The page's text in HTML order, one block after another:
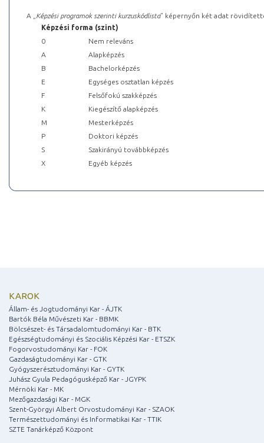
A „ Képzési programok szerinti kurzuskódlista” képernyőn két adat
Képzési forma (szint)
0
Nem releváns
A
Alapképzés
B
Bachelorképzés
E
Egységes osztatlan képzés
F
Felsőfokú szakképzés
K
Kiegészítő alapképzés
M
Mesterképzés
P
Doktori képzés
S
Szakirányú továbbképzés
X
Egyéb képzés
KAROK
Állam- és Jogtudományi Kar - ÁJTK
Bartók Béla Művészeti Kar - BBMK
Bölcsészet- és Társadalomtudományi Kar - BTK
Egészségtudományi és Szociális Képzési Kar - ETSZK
Fogorvostudományi Kar - FOK
Gazdaságtudományi Kar - GTK
Gyógyszerésztudományi Kar - GYTK
Juhász Gyula Pedagógusképző Kar - JGYPK
Mérnöki Kar - MK
Mezőgazdasági Kar - MGK
Szent-Györgyi Albert Orvostudományi Kar - SZAOK
Természettudományi és Informatikai Kar - TTIK
SZTE Tanárképző Központ